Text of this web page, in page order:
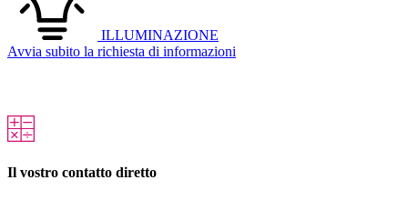
ILLUMINAZIONE
Avvia subito la richiesta di informazioni
Il vostro contatto diretto